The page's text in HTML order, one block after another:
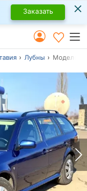
Заказать ×
Лубны Модель